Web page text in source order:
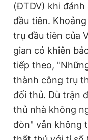
Tiện ích
Thông tin tòa soạn
Đọc Thanh Niên
(ĐTDV) khi
đầu tiên.
trụ đầu tiên của
gian có khiên
tiếp theo,
thành công trụ
đối thủ. Dù trận
thủ nhà không
đòn" vẫn không